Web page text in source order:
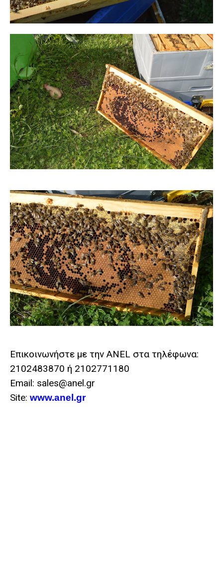
Επικοινωνήστε με την ANEL στα τηλέφωνα:
2102483870 ή 2102771180
Email: sales@anel.gr
Site: www.anel.gr